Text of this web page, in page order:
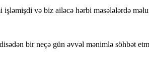
və biz ailəcə hərbi məsələlərdə
bir neçə gün əvvəl mənimlə söhbət